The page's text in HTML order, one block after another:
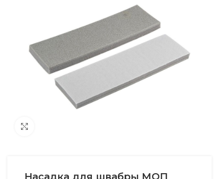
Насадка для швабры МОП